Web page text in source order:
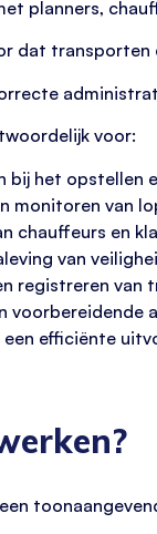
planners,
dat
voor:
bij het opstellen
monitoren van
chauffeurs en
van
registreren van
voorbereidende
een efficiënte